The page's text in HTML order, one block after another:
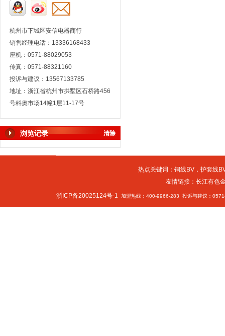
杭州市下城区安信电器商行
销售经理电话：13336168433
座机：0571-88029053
传真：0571-88321160
投诉与建议：13567133785
地址：浙江省杭州市拱墅区石桥路456
号科奥市场14幢1层11-17号
浏览记录 清除
热点关键词： 铜线BV， 护套线
友情链接： 长江有色
浙ICP备20025124号-1 加盟热线：400-9966-283 投诉与建议：